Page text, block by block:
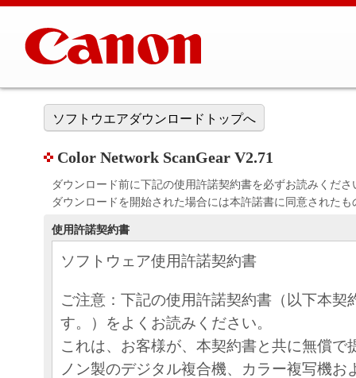
ソフトウエアダウンロードトップへ
Color Network ScanGear V2.71
ダウンロード前に下記の使用許諾契約書を必ずお読みくださ
ダウンロードを開始された場合には本許諾書に同意された
使用許諾契約書
ソフトウェア使用許諾契約書
ご注意：下記の使用許諾契約書（以下本契
す。）をよくお読みください。
これは、お客様が、本契約書と共に無償で
ノン製のデジタル複合機、カラー複写機お